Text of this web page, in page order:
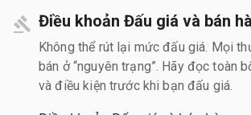
Điều khoản Đấu giá và bán
Không thể rút lại mức đấu giá. Mọi
bán ở “nguyên trạng”. Hãy đọc toàn
và điều kiện trước khi bạn đấu giá.